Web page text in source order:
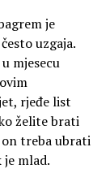
je
uzgaja.
mjesecu
rjeđe list
želite brati
treba ubrati
mlad.